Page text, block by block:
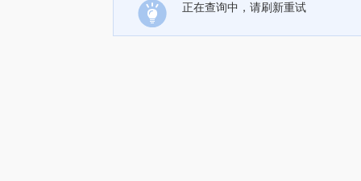
正在查询中，请刷新重试